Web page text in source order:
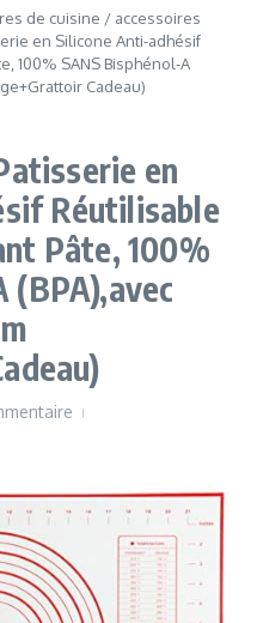
de cuisine / accessoires
en Silicone Anti-adhésif
100% SANS Bisphénol-A
Cadeau)
en
Réutilisable
Pâte, 100%
(BPA),avec